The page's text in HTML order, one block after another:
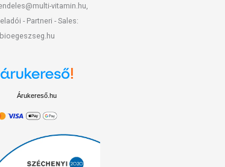
vitamin.hu,
- Partneri - Sales:
Árukereső.hu